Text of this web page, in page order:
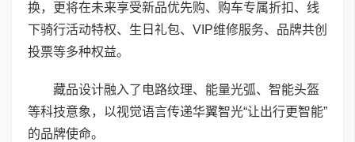
换，更将在未来享受新品优先购、购车专属折扣、线
下骑行活动特权、生日礼包、VIP维修服务、品牌共创
投票等多种权益。
藏品设计融入了电路纹理、能量光弧、智能头盔
等科技意象，以视觉语言传递华翼智光“让出行更智能”
的品牌使命。